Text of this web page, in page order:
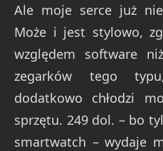
Ale moje serce już
Może i jest stylowo,
względem software
zegarków tego
dodatkowo chłodzi
sprzętu. 249 dol. – bo
smartwatch – wydaje